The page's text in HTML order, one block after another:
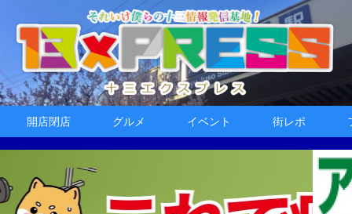
開店閉店 グルメ イベント 街レポ